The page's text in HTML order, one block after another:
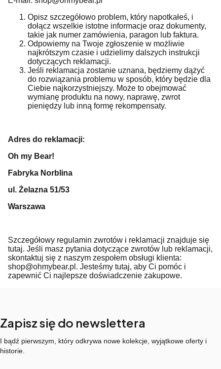
Opisz szczegółowo problem, który napotkałeś, i
dołącz wszelkie istotne informacje oraz dokumenty,
takie jak numer zamówienia, paragon lub faktura.
Odpowiemy na Twoje zgłoszenie w możliwie
najkrótszym czasie i udzielimy dalszych instrukcji
dotyczących reklamacji.
Jeśli reklamacja zostanie uznana, będziemy dążyć
do rozwiązania problemu w sposób, który będzie dla
Ciebie najkorzystniejszy. Może to obejmować
wymianę produktu na nowy, naprawę, zwrot
pieniędzy lub inną formę rekompensaty.
Adres do reklamacji:
Oh my Bear!
Fabryka Norblina
ul. Żelazna 51/53
Warszawa
Szczegółowy regulamin zwrotów i reklamacji znajduje się
tutaj. Jeśli masz pytania dotyczące zwrotów lub reklamacji,
skontaktuj się z naszym zespołem obsługi klienta:
shop@ohmybear.pl. Jesteśmy tutaj, aby Ci pomóc i
zapewnić Ci najlepsze doświadczenie zakupowe.
Zapisz się do newslettera
I bądź pierwszym, który odkrywa nowe kolekcje, wyjątkowe oferty i
historie.